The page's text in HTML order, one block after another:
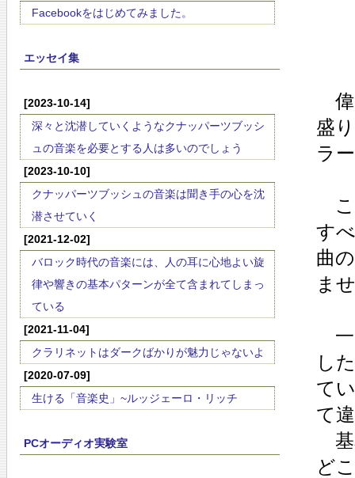
Facebookをはじめてみました。
エッセイ集
[2023-10-14]
深々と沈潜していくようなクナッパーツブッシ
ュの音楽を必要とする人は多いのでしょう
[2023-10-10]
クナッパーツブッシュの音楽は聞き手の心を沈
潜させていく
[2021-12-02]
バロック時代の音楽には、人の耳に心地よい旋
律や響きの基本パターンが全て含まれてしまっ
ている
[2021-11-04]
クラリネットはダークばかりが魅力じゃないよ
[2020-07-09]
生ける「音楽史」~ルッジェーロ・リッチ
PCオーディオ実験室
偉
盛
ラ
こ
す
曲
ま
一
し
て
て
基
ど